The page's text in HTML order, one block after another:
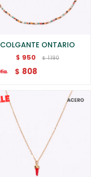
COLGANTE ONTARIO
$ 950 $ 1.190
$ 808